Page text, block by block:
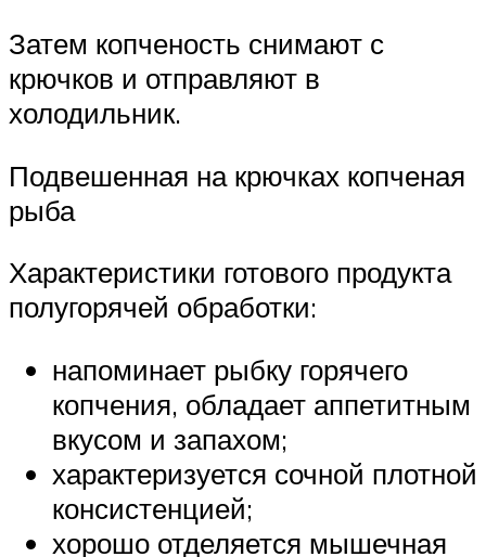
Затем копченость снимают с
крючков и отправляют в
холодильник.
Подвешенная на крючках копченая
рыба
Характеристики готового продукта
полугорячей обработки:
напоминает рыбку горячего
копчения, обладает аппетитным
вкусом и запахом;
характеризуется сочной плотной
консистенцией;
хорошо отделяется мышечная